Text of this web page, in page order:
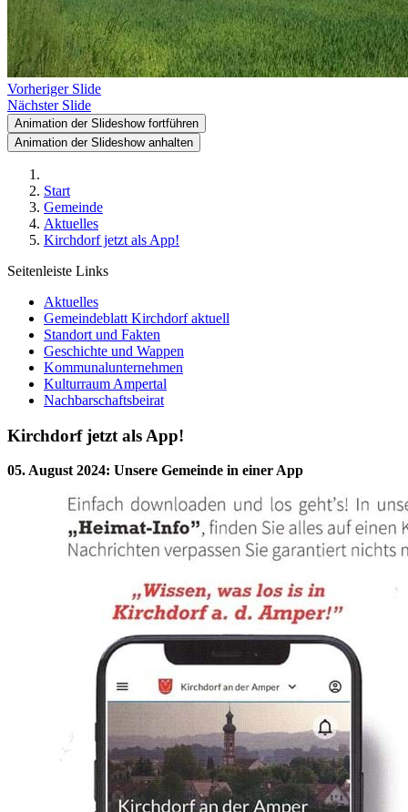
Vorheriger Slide
Nächster Slide
Animation der Slideshow fortführen
Animation der Slideshow anhalten
Start
Gemeinde
Aktuelles
Kirchdorf jetzt als App!
Seitenleiste Links
Aktuelles
Gemeindeblatt Kirchdorf aktuell
Standort und Fakten
Geschichte und Wappen
Kommunalunternehmen
Kulturraum Ampertal
Nachbarschaftsbeirat
Kirchdorf jetzt als App!
05. August 2024: Unsere Gemeinde in einer App